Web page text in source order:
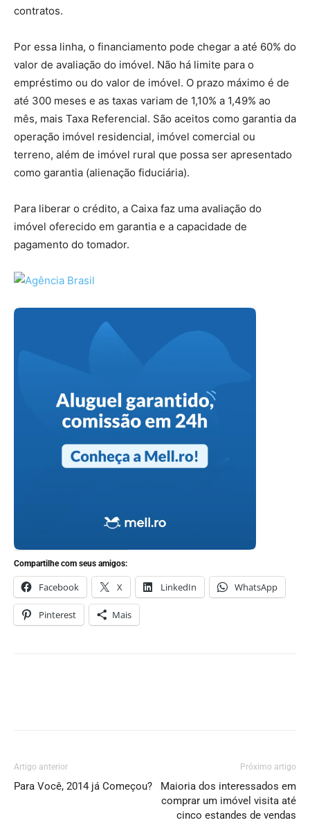
contratos.
Por essa linha, o financiamento pode chegar a até 60% do
valor de avaliação do imóvel. Não há limite para o
empréstimo ou do valor de imóvel. O prazo máximo é de
até 300 meses e as taxas variam de 1,10% a 1,49% ao
mês, mais Taxa Referencial. São aceitos como garantia da
operação imóvel residencial, imóvel comercial ou
terreno, além de imóvel rural que possa ser apresentado
como garantia (alienação fiduciária).
Para liberar o crédito, a Caixa faz uma avaliação do
imóvel oferecido em garantia e a capacidade de
pagamento do tomador.
Compartilhe com seus amigos:
Facebook X LinkedIn WhatsApp
Pinterest Mais
Artigo anterior
Para Você, 2014 já Começou?
Próximo artigo
Maioria dos interessados em
comprar um imóvel visita até
cinco estandes de vendas